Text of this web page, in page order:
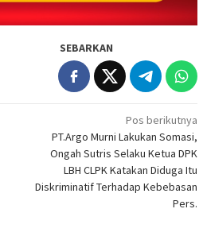
SEBARKAN
Pos berikutnya
PT.Argo Murni Lakukan Somasi,
Ongah Sutris Selaku Ketua DPK
LBH CLPK Katakan Diduga Itu
Diskriminatif Terhadap Kebebasan
Pers.